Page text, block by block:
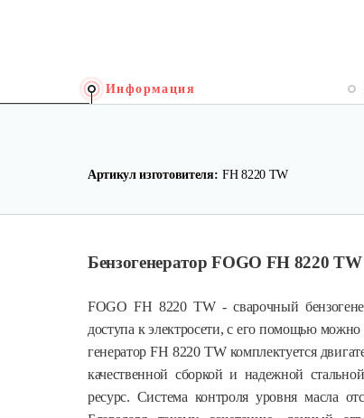
Информация
Артикул изготовителя: FH 8220 TW
Бензогенератор FOGO FH 8220 TW
FOGO FH 8220 TW - сварочный
доступа к электросети, с его помощью
генератор FH 8220 TW комплектуется
качественной сборкой и надежной
ресурс. Система контроля уровня масла